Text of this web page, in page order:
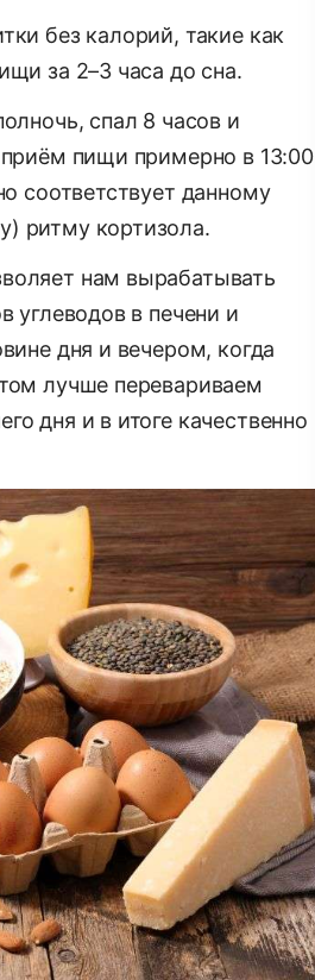
без калорий, такие как
за 2–3 часа до сна.
спал 8 часов и
пищи примерно в 13:00
соответствует данному
ритму кортизола.
нам вырабатывать
углеводов в печени и
дня и вечером, когда
лучше перевариваем
дня и в итоге качественно